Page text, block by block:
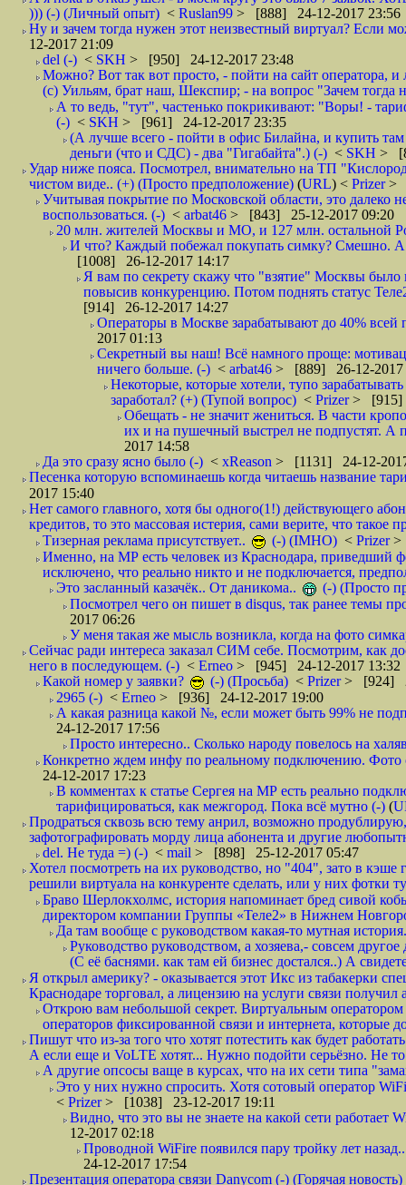
))) (-) (Личный опыт) < Ruslan99 > [888] 24-12-2017 23:56
Ну и зачем тогда нужен этот неизвестный виртуал? Если
12-2017 21:09
del (-) < SKH > [950] 24-12-2017 23:48
Можно? Вот так вот просто, - пойти на сайт оператора,
(с) Уильям, брат наш, Шекспир; - на вопрос "Зачем тогда
А то ведь, "тут", частенько покрикивают: "Воры! -
(-) < SKH > [961] 24-12-2017 23:35
(А лучше всего - пойти в офис Билайна, и купить
деньги (что и СДС) - два "Гигабайта".) (-) < SKH >
Удар ниже пояса. Посмотрел, внимательно на ТП
чистом виде.. (+) (Просто предположение) (URL) < Prizer>
Учитывая покрытие по Московской области, это далеко
воспользоваться. (-) < arbat46 > [843] 25-12-2017 09:20
20 млн. жителей Москвы и МО, и 127 млн. остальной
И что? Каждый побежал покупать симку? Смешно. А
[1008] 26-12-2017 14:17
Я вам по секрету скажу что "взятие" Москвы
повысив конкуренцию. Потом поднять статус
[914] 26-12-2017 14:27
Операторы в Москве зарабатывают до 40% всей
2017 01:13
Секретный вы наш! Всё намного проще:
ничего больше. (-) < arbat46 > [889] 26-12-2017
Некоторые, которые хотели, тупо
заработал? (+) (Тупой вопрос) < Prizer> [915]
Обещать - не значит жениться. В части
их и на пушечный выстрел не подпустят. А
2017 14:58
Да это сразу ясно было (-) < xReason > [1131] 24-12-
Песенка которую вспоминаешь когда читаешь название
2017 15:40
Нет самого главного, хотя бы одного(1!) действующего
кредитов, то это массовая истерия, сами верите, что такое
Тизерная реклама присутствует..
(-) (IMHO) < Prizer>
Именно, на МР есть человек из Краснодара, приведший
исключено, что реально никто и не подключается,
Это засланный казачёк.. От даникома..
(-) (Просто
Посмотрел чего он пишет в disqus, так ранее темы
2017 06:26
У меня такая же мысль возникла, когда на фото
Сейчас ради интереса заказал СИМ себе. Посмотрим, как
него в последующем. (-) < Erneo > [945] 24-12-2017 13:32
Какой номер у заявки?
(-) (Просьба) < Prizer> [924]
2965 (-) < Erneo > [936] 24-12-2017 19:00
А какая разница какой №, если может быть 99% не
24-12-2017 17:56
Просто интересно.. Сколько народу повелось на
Конкретно ждем инфу по реальному подключению. Фото
24-12-2017 17:23
В комментах к статье Сергея на МР есть реально
тарифицироваться, как межгород. Пока всё мутно (-) (
Продраться сквозь всю тему анрил, возможно
зафотографировать морду лица абонента и другие
del. Не туда =) (-) < mail > [898] 25-12-2017 05:47
Хотел посмотреть на их руководство, но "404", зато в
решили виртуала на конкуренте сделать, или у них фотки
Браво Шерлокхолмс, история напоминает бред сивой
директором компании Группы «Теле2» в Нижнем
Да там вообще с руководством какая-то мутная
Руководство руководством, а хозяева,- совсем
(С её баснями. как там ей бизнес достался..) А
Я открыл америку? - оказывается этот Икс из табакерки
Краснодаре торговал, а лицензию на услуги связи получил
Открою вам небольшой секрет. Виртуальным оператором
операторов фиксированной связи и интернета, которые
Пишут что из-за того что хотят потестить как будет
А если еще и VoLTE хотят... Нужно подойти серьёзно. Не
А другие опсосы ваще в курсах, что на их сети типа
Это у них нужно спросить. Хотя сотовый оператор
< Prizer> [1038] 23-12-2017 19:11
Видно, что это вы не знаете на какой сети
12-2017 02:18
Проводной WiFire появился пару тройку лет
24-12-2017 17:54
Презентация оператора связи Danycom (-) (Горячая новость)